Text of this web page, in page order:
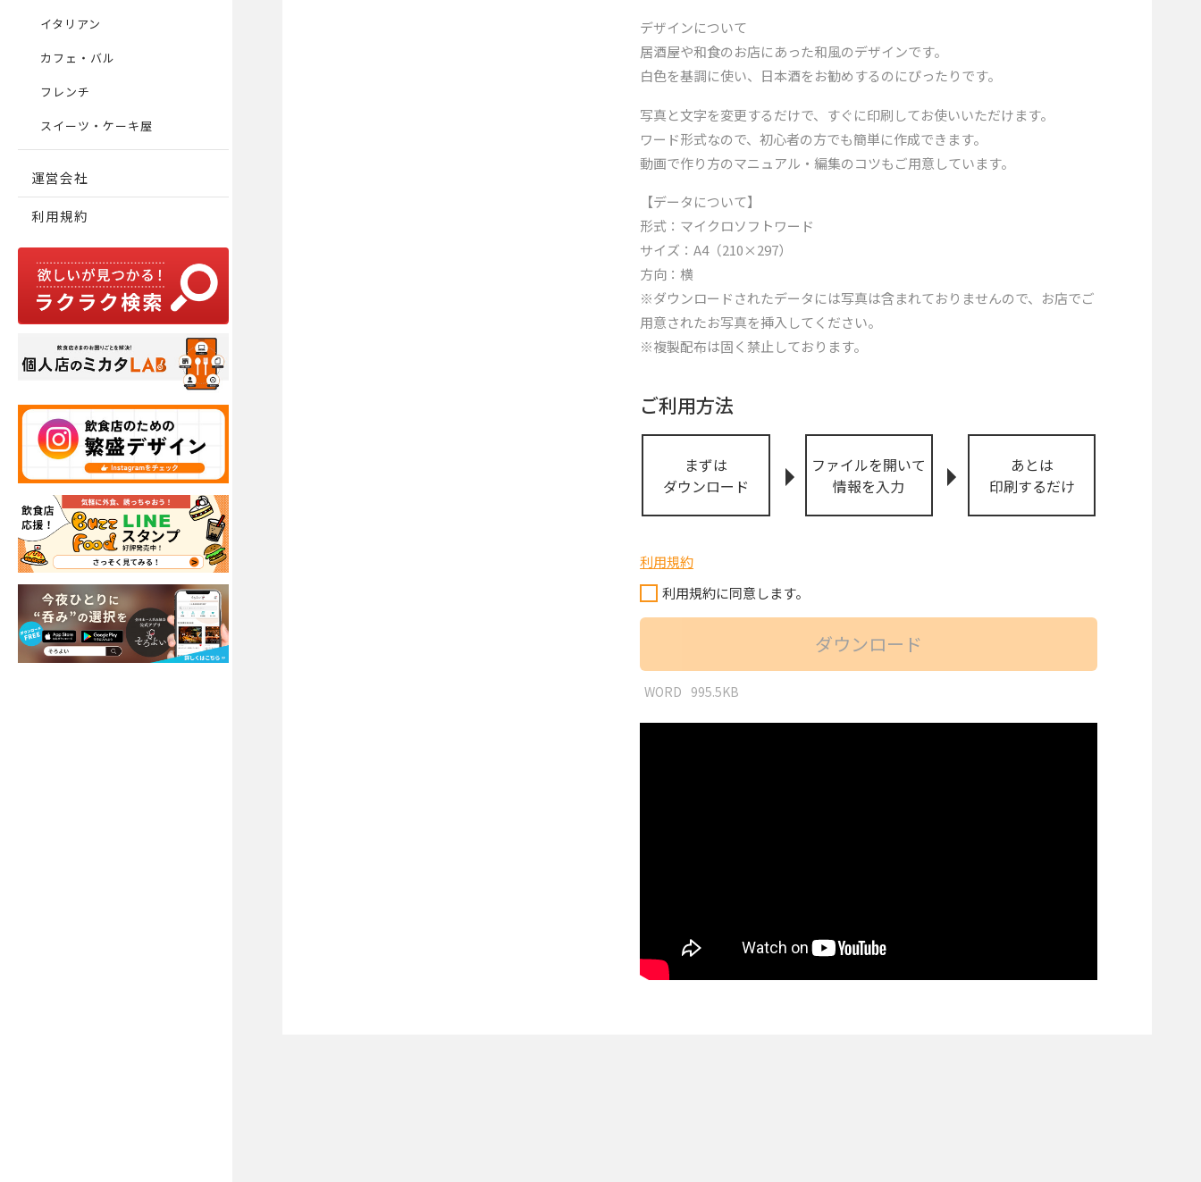
イタリアン
カフェ・バル
フレンチ
スイーツ・ケーキ屋
運営会社
利用規約
デザインについて
居酒屋や和食のお店にあった和風のデザインです。
白色を基調に使い、日本酒をお勧めするのにぴったりです。
写真と文字を変更するだけで、すぐに印刷してお使いいただけます。
ワード形式なので、初心者の方でも簡単に作成できます。
動画で作り方のマニュアル・編集のコツもご用意しています。
【データについて】
形式：マイクロソフトワード
サイズ：A4（210×297）
方向：横
※ダウンロードされたデータには写真は含まれておりませんので、お店でご
用意されたお写真を挿入してください。
※複製配布は固く禁止しております。
ご利用方法
まずは
ダウンロード
ファイルを開いて
情報を入力
あとは
印刷するだけ
利用規約
利用規約に同意します。
ダウンロード
WORD 995.5KB